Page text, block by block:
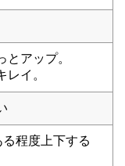
アップ。
イ。
程度上下する